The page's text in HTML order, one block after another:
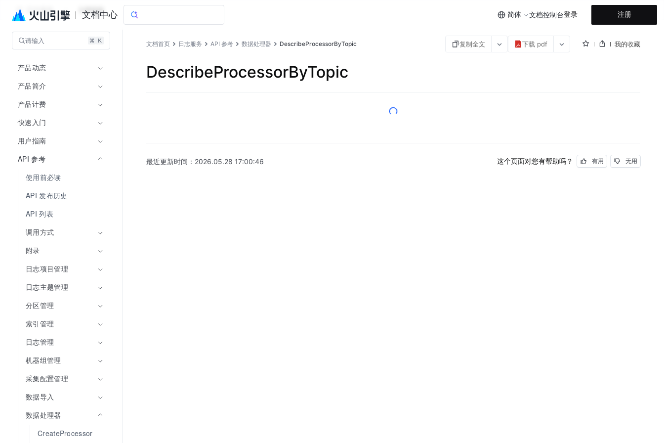
文档中心 简体 文档控制台登录 注册
日志服务 文档指南
请输入
产品动态
产品简介
产品计费
快速入门
用户指南
API 参考
使用前必读
API 发布历史
API 列表
调用方式
附录
日志项目管理
日志主题管理
分区管理
索引管理
日志管理
机器组管理
采集配置管理
数据导入
数据处理器
CreateProcessor
文档首页 日志服务 API 参考 数据处理器 DescribeProcessorByTopic 复制全文 下载 pdf 我的收藏
DescribeProcessorByTopic
最近更新时间： 2026.05.28 17:00:46 这个页面对您有帮助吗？ 有用 无用